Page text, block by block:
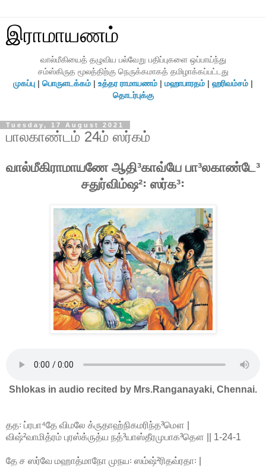
இராமாயணம்
வால்மீகியைத் தழுவிய பல்வேறு பதிப்புகளை ஒப்பாய்ந்து
சம்ஸ்கிருத மூலத்திற்கு நெருக்கமாகத் தமிழாக்கப்பட்டது
முகப்பு | பொருளடக்கம் | உத்தர ராமாயணம் | மஹாபாரதம் | ஹரிவம்சம் |
தொடர்புக்கு
Tuesday, 17 August 2021
பாலகாண்டம் 24ம் ஸர்கம்
வால்மீகிராமாயணே ஆதி³காவ்யே பா³லகாண்டே³
சதுர்விம்ஷ²꞉ ஸர்க³꞉
Shlokas in audio recited by Mrs.Ranganayaki, Chennai.
தத꞉ ப்ரபா⁴தே விமலே க்ருதாஹ்நிகமரிந்த³மௌ |
விஷ்²வாமித்ரம் புரஸ்க்ருத்ய நத்³யாஸ்தீரமுபாக³தௌ || 1-24-1
தே ச ஸர்வே மஹாத்மாநோ முநய꞉ ஸம்ஷ்²ரிதவ்ரதா꞉ |